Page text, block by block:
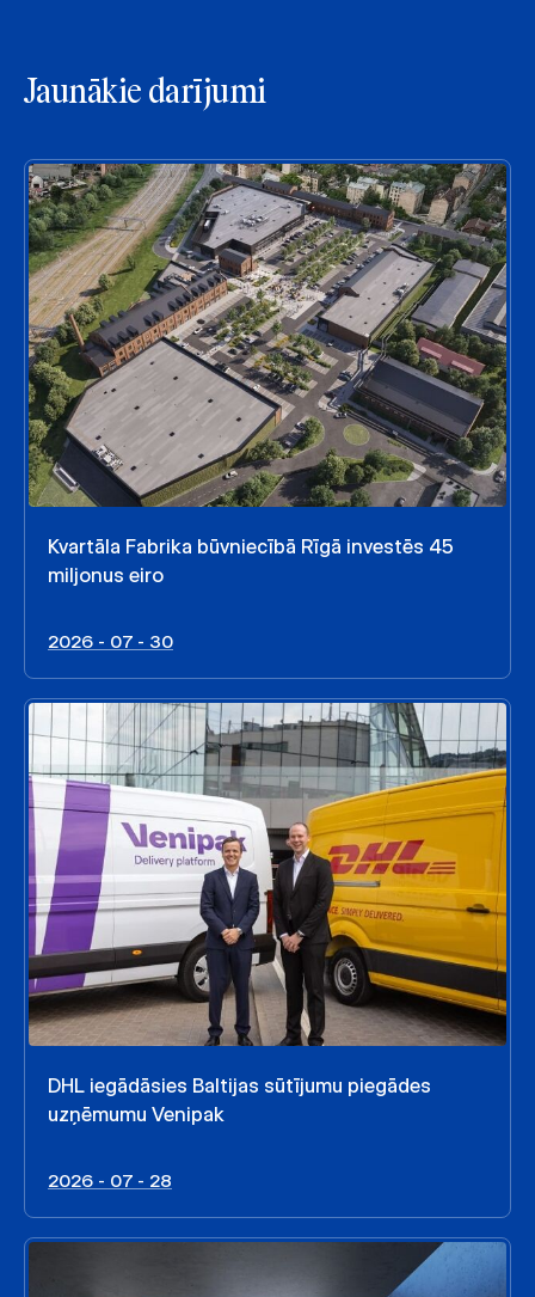
Jaunākie darījumi
Kvartāla Fabrika būvniecībā Rīgā investēs 45
miljonus eiro
2026 - 07 - 30
DHL iegādāsies Baltijas sūtījumu piegādes
uzņēmumu Venipak
2026 - 07 - 28